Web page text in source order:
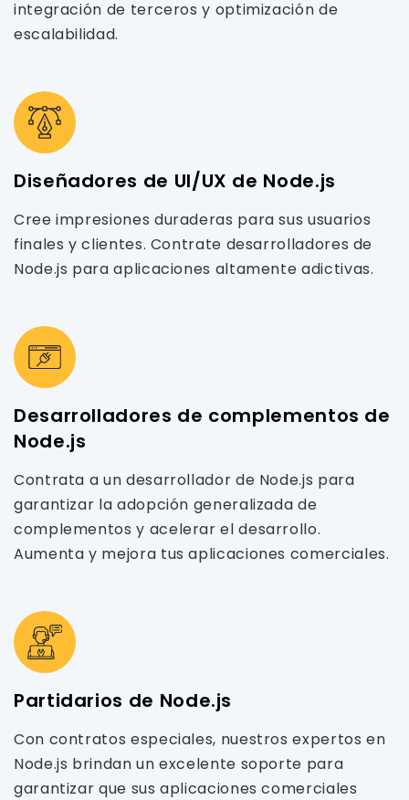
integración de terceros y optimización de
escalabilidad.
Diseñadores de UI/UX de Node.js
Cree impresiones duraderas para sus usuarios
finales y clientes. Contrate desarrolladores de
Node.js para aplicaciones altamente adictivas.
Desarrolladores de complementos de
Node.js
Contrata a un desarrollador de Node.js para
garantizar la adopción generalizada de
complementos y acelerar el desarrollo.
Aumenta y mejora tus aplicaciones comerciales.
Partidarios de Node.js
Con contratos especiales, nuestros expertos en
Node.js brindan un excelente soporte para
garantizar que sus aplicaciones comerciales